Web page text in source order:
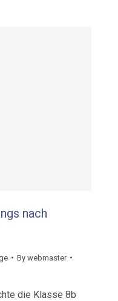
nach
Bywebmaster
die Klasse 8b